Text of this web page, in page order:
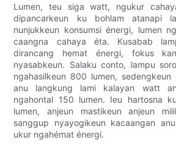
Lumen, teu siga watt, ngukur
dipancarkeun ku bohlam atanapi
nunjukkeun konsumsi énergi, lumen
caangna cahaya éta. Kusabab
dirancang hemat énergi, fokus
nyasabkeun. Salaku conto, lampu
ngahasilkeun 800 lumen, sedengkeun
anu langkung lami kalayan watt
ngahontal 150 lumen. Ieu hartosna
lumen, anjeun mastikeun anjeun
sanggup nyayogikeun kacaangan
ukur ngahémat énergi.